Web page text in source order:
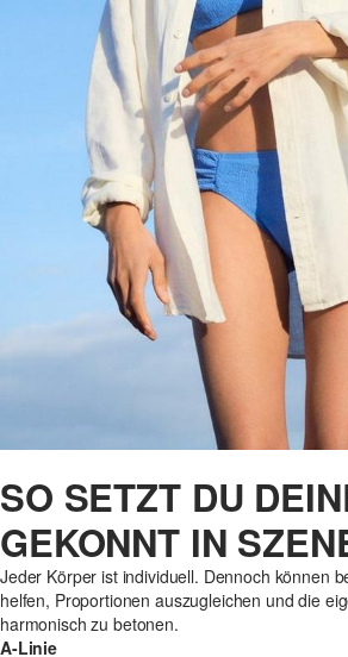
SO SETZT DU
GEKONNT IN
Jeder Körper ist individuell. Dennoch können
helfen, Proportionen auszugleichen und die
harmonisch zu betonen.
A-Linie